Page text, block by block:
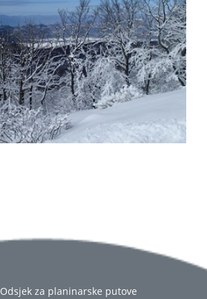
Odsjek za planinarske putove